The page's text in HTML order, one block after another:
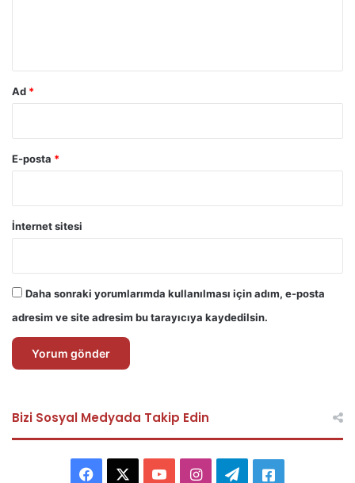
Ad *
E-posta *
İnternet sitesi
Daha sonraki yorumlarımda kullanılması için adım, e-posta
adresim ve site adresim bu tarayıcıya kaydedilsin.
Bizi Sosyal Medyada Takip Edin
I